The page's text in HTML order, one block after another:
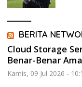
BERITA
Cloud Storage
Benar-Benar
Kamis, 09 Jul 2026 -